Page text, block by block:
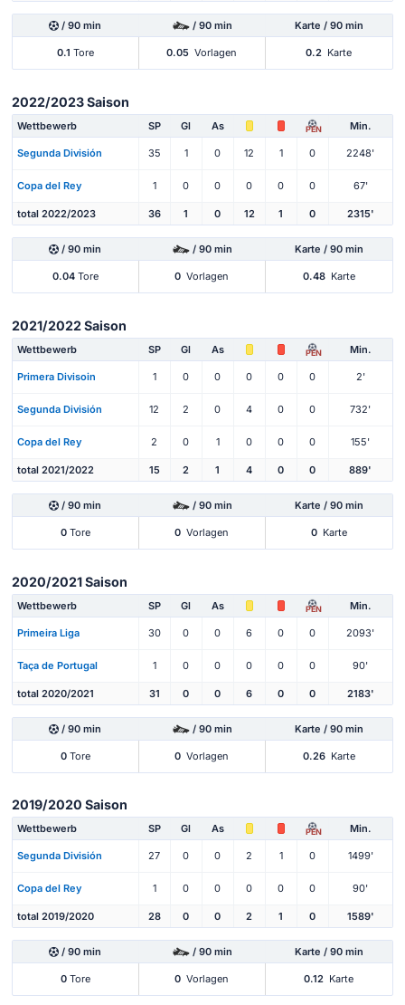
/ 90 min / 90 min Karte / 90 min
0.1 Tore 0.05 Vorlagen 0.2 Karte
2022/2023 Saison
Wettbewerb SP Gl As PEN Min.
Segunda División 35 1 0 12 1 0 2248'
Copa del Rey 1 0 0 0 0 0 67'
total 2022/2023 36 1 0 12 1 0 2315'
/ 90 min / 90 min Karte / 90 min
0.04Tore 0 Vorlagen 0.48 Karte
2021/2022 Saison
Wettbewerb SP Gl As PEN Min.
Primera Divisoin 1 0 0 0 0 0 2'
Segunda División 12 2 0 4 0 0 732'
Copa del Rey 2 0 1 0 0 0 155'
total 2021/2022 15 2 1 4 0 0 889'
/ 90 min / 90 min Karte / 90 min
0Tore 0 Vorlagen 0 Karte
2020/2021 Saison
Wettbewerb SP Gl As PEN Min.
Primeira Liga 30 0 0 6 0 0 2093'
Taça de Portugal 1 0 0 0 0 0 90'
total 2020/2021 31 0 0 6 0 0 2183'
/ 90 min / 90 min Karte / 90 min
0Tore 0 Vorlagen 0.26 Karte
2019/2020 Saison
Wettbewerb SP Gl As PEN Min.
Segunda División 27 0 0 2 1 0 1499'
Copa del Rey 1 0 0 0 0 0 90'
total 2019/2020 28 0 0 2 1 0 1589'
/ 90 min / 90 min Karte / 90 min
0Tore 0 Vorlagen 0.12 Karte